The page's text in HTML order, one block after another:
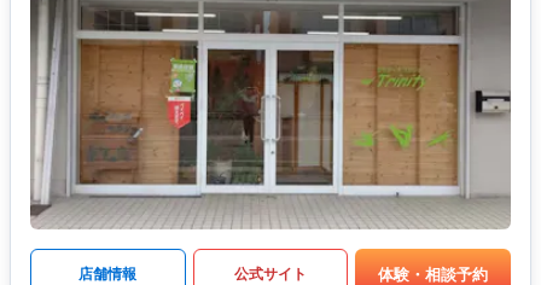
店舗情報 公式サイト 体験・相談予約